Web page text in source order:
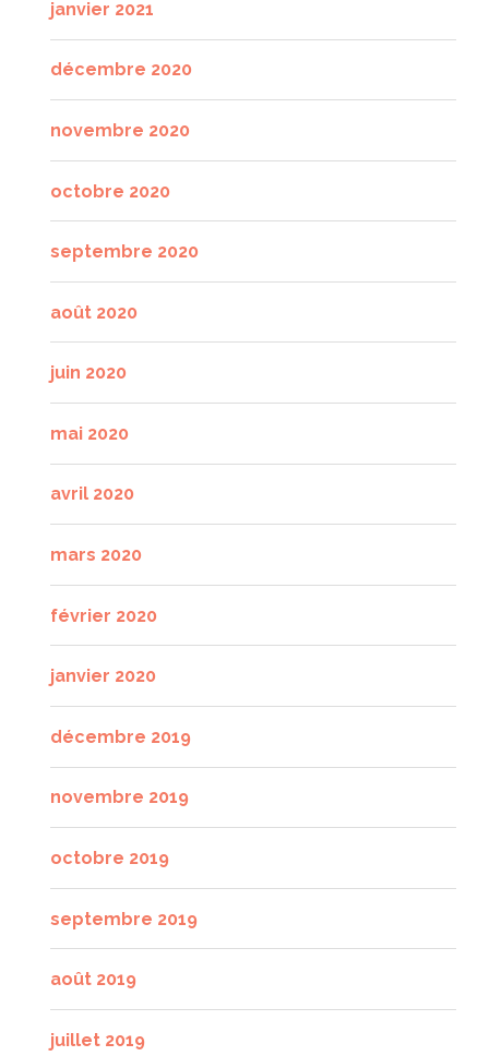
janvier 2021
décembre 2020
novembre 2020
octobre 2020
septembre 2020
août 2020
juin 2020
mai 2020
avril 2020
mars 2020
février 2020
janvier 2020
décembre 2019
novembre 2019
octobre 2019
septembre 2019
août 2019
juillet 2019